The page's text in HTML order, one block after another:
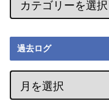
過去ログ